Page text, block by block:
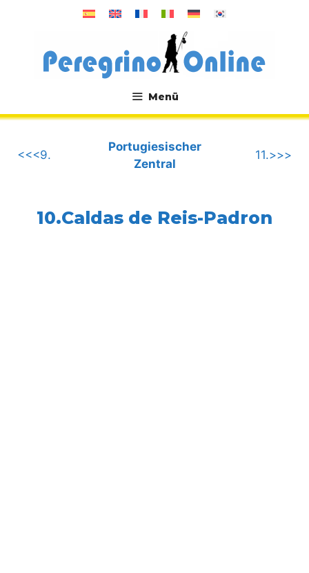
Menü
.
<<<9.
Portugiesischer
Zentral
11.>>>
10.Caldas de Reis-Padron